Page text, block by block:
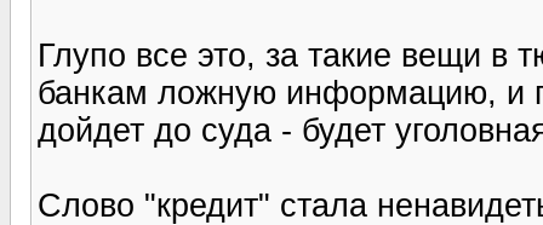
Глупо все это, за такие вещи в
банкам ложную информацию, и
дойдет до суда - будет
Слово "кредит" стала